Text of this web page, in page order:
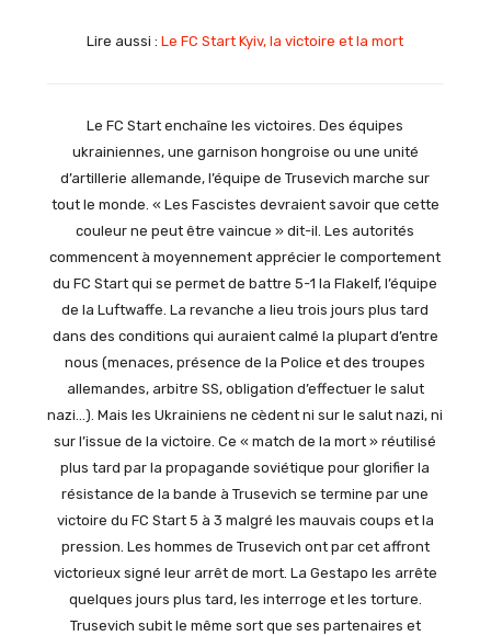
Lire aussi :Le FC Start Kyiv, la victoire et la mort
Le FC Start enchaîne les victoires. Des équipes
ukrainiennes, une garnison hongroise ou une unité
d’artillerie allemande, l’équipe de Trusevich marche sur
tout le monde. « Les Fascistes devraient savoir que cette
couleur ne peut être vaincue » dit-il. Les autorités
commencent à moyennement apprécier le comportement
du FC Start qui se permet de battre 5-1 la Flakelf, l’équipe
de la Luftwaffe. La revanche a lieu trois jours plus tard
dans des conditions qui auraient calmé la plupart d’entre
nous (menaces, présence de la Police et des troupes
allemandes, arbitre SS, obligation d’effectuer le salut
nazi…). Mais les Ukrainiens ne cèdent ni sur le salut nazi, ni
sur l’issue de la victoire. Ce « match de la mort » réutilisé
plus tard par la propagande soviétique pour glorifier la
résistance de la bande à Trusevich se termine par une
victoire du FC Start 5 à 3 malgré les mauvais coups et la
pression. Les hommes de Trusevich ont par cet affront
victorieux signé leur arrêt de mort. La Gestapo les arrête
quelques jours plus tard, les interroge et les torture.
Trusevich subit le même sort que ses partenaires et